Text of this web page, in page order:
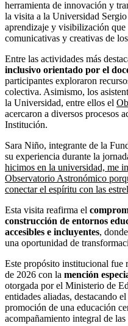
herramienta de innovación y
la visita a la Universidad
aprendizaje y visibilización
comunicativas y creativas de
Entre las actividades más
inclusivo orientado por el
participantes exploraron
colectiva. Asimismo, los
la Universidad, entre ellos el
acercaron a diversos procesos
Institución.
Sara Niño, integrante de la
su experiencia durante la
hicimos en la universidad, me
Observatorio Astronómico
conectar el espíritu con las
Esta visita reafirma el
construcción de entornos
accesibles e incluyentes,
una oportunidad de
Este propósito institucional fue
de 2026 con la mención
otorgada por el Ministerio de
entidades aliadas, destacando
promoción de una educación
acompañamiento integral de